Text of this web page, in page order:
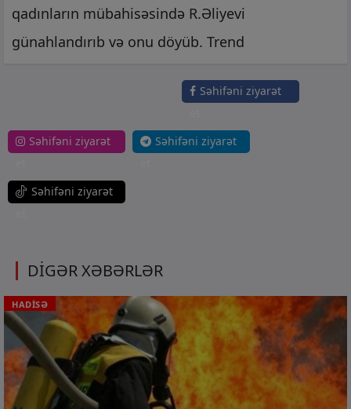
qadınların mübahisəsində R.Əliyevi
günahlandırıb və onu döyüb. Trend
Səhifəni ziyarət
Səhifəni ziyarət
Səhifəni ziyarət
Səhifəni ziyarət
DİGƏR XƏBƏRLƏR
HADİSƏ